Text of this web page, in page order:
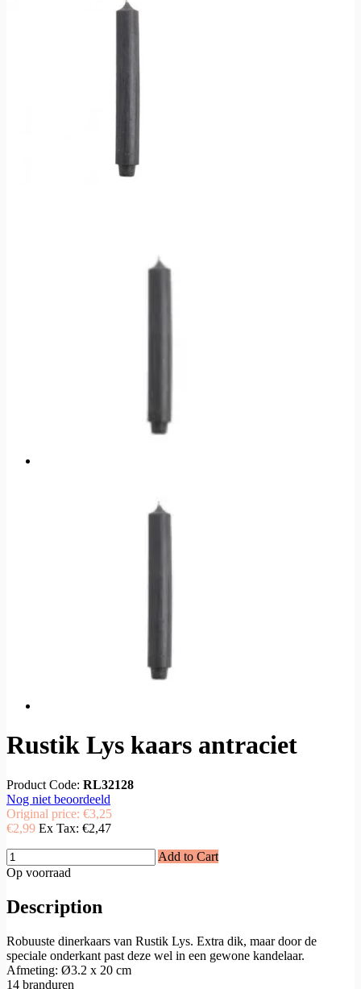
Rustik Lys kaars antraciet
Product Code: RL32128
Nog niet beoordeeld
Original price: €3,25
€2,99 Ex Tax: €2,47
Add to Cart
Op voorraad
Description
Robuuste dinerkaars van Rustik Lys. Extra dik, maar door de
speciale onderkant past deze wel in een gewone kandelaar.
Afmeting: Ø3.2 x 20 cm
14 branduren